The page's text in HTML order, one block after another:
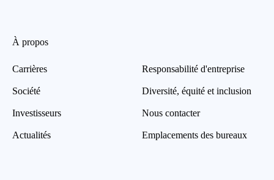
À propos
Carrières
Société
Investisseurs
Actualités
Responsabilité d'entreprise
Diversité, équité et inclusion
Nous contacter
Emplacements des bureaux